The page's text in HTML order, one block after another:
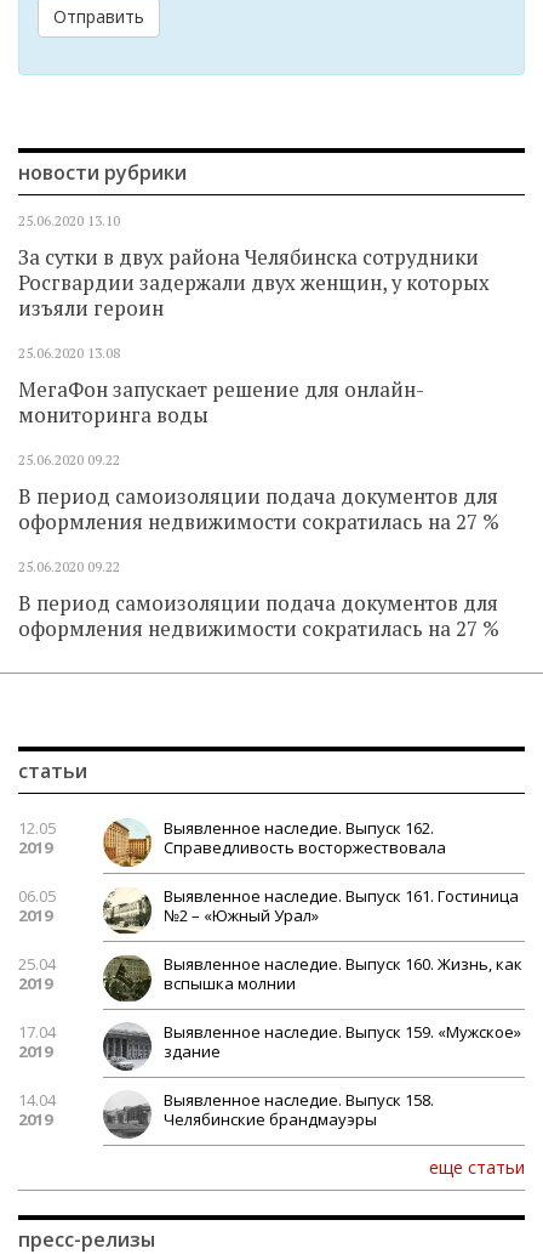
Отправить
новости рубрики
25.06.2020 13.10
За сутки в двух района Челябинска сотрудники
Росгвардии задержали двух женщин, у которых
изъяли героин
25.06.2020 13.08
МегаФон запускает решение для онлайн-
мониторинга воды
25.06.2020 09.22
В период самоизоляции подача документов для
оформления недвижимости сократилась на 27 %
25.06.2020 09.22
В период самоизоляции подача документов для
оформления недвижимости сократилась на 27 %
статьи
12.05
2019
Выявленное наследие. Выпуск 162.
Справедливость восторжествовала
06.05
2019
Выявленное наследие. Выпуск 161. Гостиница
№2 – «Южный Урал»
25.04
2019
Выявленное наследие. Выпуск 160. Жизнь, как
вспышка молнии
17.04
2019
Выявленное наследие. Выпуск 159. «Мужское»
здание
14.04
2019
Выявленное наследие. Выпуск 158.
Челябинские брандмауэры
еще статьи
пресс-релизы